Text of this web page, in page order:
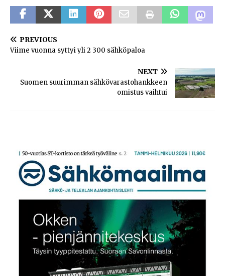
PREVIOUS
Viime vuonna syttyi yli 2 300 sähköpaloa
NEXT
Suomen suurimman sähkövarastohankkeen
omistus vaihtui